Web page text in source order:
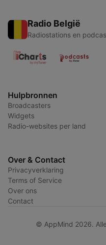
Radio België
Radiostations en
Hulpbronnen
Broadcasters
Widgets
Radio-websites per land
Over & Contact
Privacyverklaring
Terms of Service
Over ons
Contact
© AppMind 2026.